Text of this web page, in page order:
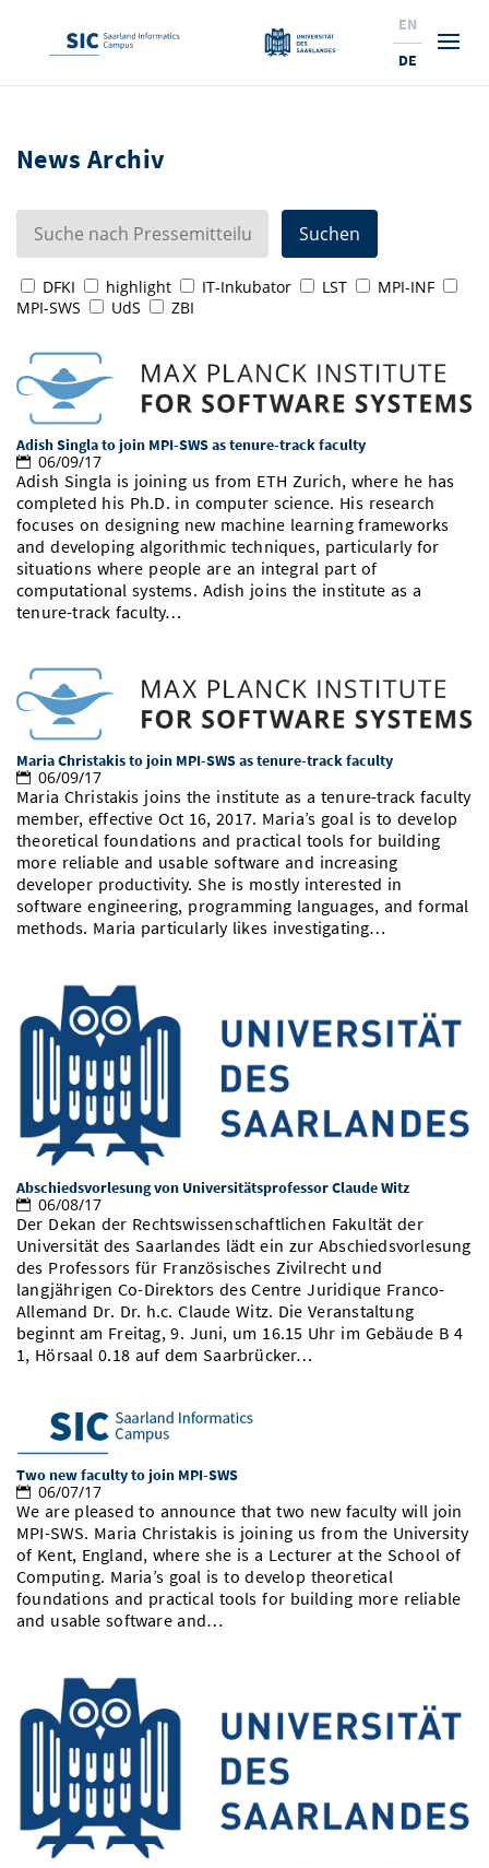
Studienangebot
Angebote für SchülerInnen
NEU: Internationale Studiengänge
Neu am SIC?
Studierende
Aktuelle Semesterinfos
Lehrveranstaltungen & AnsprechpartnerInnen
Semestertermine & Klausuren
Prüfungsangelegenheiten
Vom Studium in den Beruf
Service
ProfessorInnen
Stellenangebote
Bibliothek
Study Scheduler
Institute & Forschungsthemen
Forschungsinstitutionen
Forschungsfelder
ProfessorInnen
Forschungsgruppen
Bibliothek
Open Science/Open Access
Karrierewege
Gründen & Investieren
Stellenangebote
Preise, Auszeichnungen und Förderungen
Forschungshighlights
Termine, Vorträge und Veranstaltungen
Wirtschaft
Technologietransfer
Expertise am SIC
Kooperieren & Investieren
Forschungsinstitutionen
Start-ups
Forschungshighlights
Termine, Vorträge und Veranstaltungen
Pressemeldungen
IT-Themenabend
News
Saarland Informatics Campus
Standort
Forschungsinstitutionen
Ranking
Zahlen & Fakten
Marketing & Öffentlichkeitsarbeit
Pressespiegel
Preise, Auszeichnungen und Förderungen
Kontakt
SIC Merchandise
SIC Podcast
Kontakte & Anfahrt
Anfahrt
AnsprechpartnerInnen, Personen, Forschungsgruppen
Termine, Vorträge und Veranstaltungen
Alumni
EN
DE
News Archiv
DFKI highlight IT-Inkubator LST
MPI-INF
MPI-SWS
UdS ZBI
Adish Singla to join MPI-SWS as tenure-track faculty
06/09/17
Adish Singla is joining us from ETH Zurich, where he has
completed his Ph.D. in computer science. His research
focuses on designing new machine learning frameworks
and developing algorithmic techniques, particularly for
situations where people are an integral part of
computational systems. Adish joins the institute as a
tenure-track faculty…
Maria Christakis to join MPI-SWS as tenure-track faculty
06/09/17
Maria Christakis joins the institute as a tenure-track faculty
member, effective Oct 16, 2017. Maria’s goal is to develop
theoretical foundations and practical tools for building
more reliable and usable software and increasing
developer productivity. She is mostly interested in
software engineering, programming languages, and formal
methods. Maria particularly likes investigating…
Abschiedsvorlesung von Universitätsprofessor Claude Witz
06/08/17
Der Dekan der Rechtswissenschaftlichen Fakultät der
Universität des Saarlandes lädt ein zur Abschiedsvorlesung
des Professors für Französisches Zivilrecht und
langjährigen Co-Direktors des Centre Juridique Franco-
Allemand Dr. Dr. h.c. Claude Witz. Die Veranstaltung
beginnt am Freitag, 9. Juni, um 16.15 Uhr im Gebäude B 4
1, Hörsaal 0.18 auf dem Saarbrücker…
Two new faculty to join MPI-SWS
06/07/17
We are pleased to announce that two new faculty will join
MPI-SWS. Maria Christakis is joining us from the University
of Kent, England, where she is a Lecturer at the School of
Computing. Maria’s goal is to develop theoretical
foundations and practical tools for building more reliable
and usable software and…